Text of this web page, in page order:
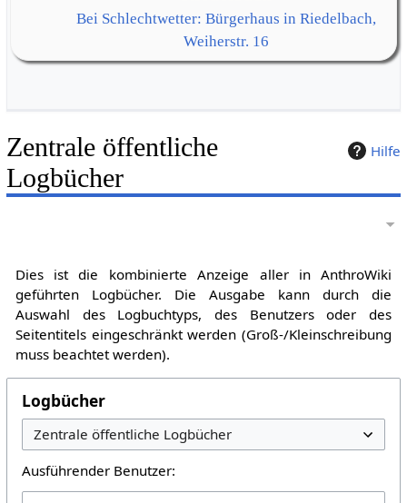
Bei Schlechtwetter: Bürgerhaus in Riedelbach,
Weiherstr. 16
Hilfe
Zentrale öffentliche
Logbücher
Dies ist die kombinierte Anzeige aller in AnthroWiki
geführten Logbücher. Die Ausgabe kann durch die
Auswahl des Logbuchtyps, des Benutzers oder des
Seitentitels eingeschränkt werden (Groß-/Kleinschreibung
muss beachtet werden).
Logbücher
Ausführender Benutzer: